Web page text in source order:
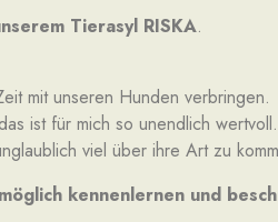
Tierasyl RISKA.
mit unseren Hunden verbringen.
ist für mich so unendlich wertvoll.
viel über ihre Art zu
kennenlernen und